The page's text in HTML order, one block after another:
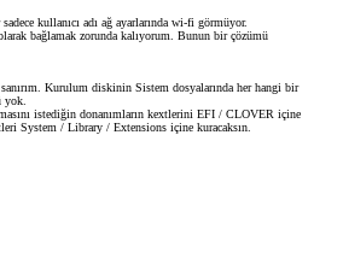
kullanıcı adı ağ ayarlarında wi-fi görmüyor.
bağlamak zorunda kalıyorum. Bunun bir çözümü
Kurulum diskinin Sistem dosyalarında her hangi bir
yok.
istediğin donanımların kextlerini EFI / CLOVER içine
System / Library / Extensions içine kuracaksın.